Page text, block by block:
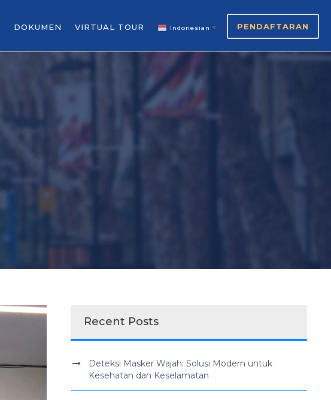
DOKUMEN VIRTUAL TOUR Indonesian ▼ PENDAFTARAN
Recent Posts
Deteksi Masker Wajah: Solusi Modern untuk
Kesehatan dan Keselamatan